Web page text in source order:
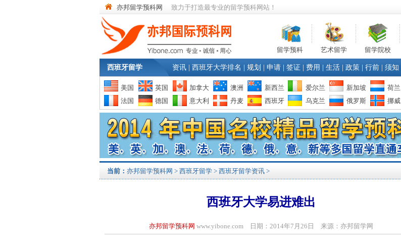
亦邦留学预科网 致力于打造最专业的留学预科网站！
留学预科 艺术留学 留学院校
西班牙留学 资讯 西班牙大学排名 规划 申请 签证 费用 生活 政策 行前 须知
美国 英国 加拿大 澳洲 新西兰 爱尔兰 新加坡 荷兰
法国
德国 意大利 丹麦 西班牙 乌克兰 俄罗斯 挪威
当前： 亦邦留学预科网 > 西班牙留学 > 西班牙留学资讯 >
西班牙大学易进难出
亦邦留学预科网 www.yibone.com 日期：2014年7月26日 来源：亦邦留学网